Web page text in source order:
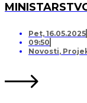
OPREMANJA
MARINA, PO
Pet, 16.05.2025
09:50
Novosti,